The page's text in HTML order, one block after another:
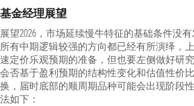
基金经理展望
展望2026，市场延续慢牛特征的基础条件没
所有中期逻辑较强的方向都已经有所演绎，
速定价乐观预期的准备，但也要左侧做好研
会否基于盈利预期的结构性变化和估值性价
换，届时底部的顺周期品种可能会出现阶段
法如下：